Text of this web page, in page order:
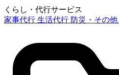
くらし・代行サービス
家事代行 生活代行 防災・その他